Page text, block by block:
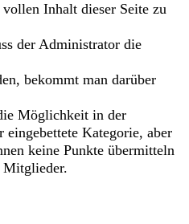
vollen Inhalt dieser Seite zu
der Administrator die
bekommt man darüber
Möglichkeit in der
Kategorie, aber
keine Punkte übermitteln
Mitglieder.